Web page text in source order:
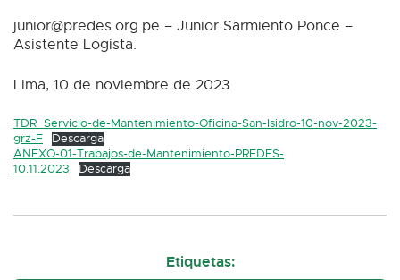
junior@predes.org.pe – Junior Sarmiento Ponce –
Asistente Logista.
Lima, 10 de noviembre de 2023
TDR_Servicio-de-Mantenimiento-Oficina-San-Isidro-10-nov-2023-
grz-F
Descarga
ANEXO-01-Trabajos-de-Mantenimiento-PREDES-
10.11.2023
Descarga
Etiquetas: